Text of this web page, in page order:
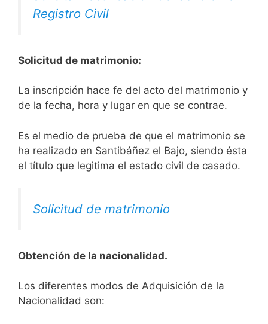
Registro Civil
Solicitud de matrimonio:
La inscripción hace fe del acto del matrimonio y
de la fecha, hora y lugar en que se contrae.
Es el medio de prueba de que el matrimonio se
ha realizado en Santibáñez el Bajo, siendo ésta
el título que legitima el estado civil de casado.
Solicitud de matrimonio
Obtención de la nacionalidad.
​​​Los diferentes modos de Adquisición de la
Nacionalidad son: